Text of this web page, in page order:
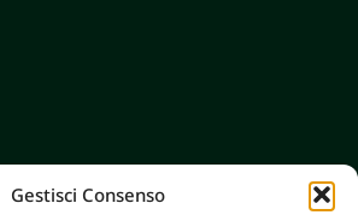
Gestisci Consenso